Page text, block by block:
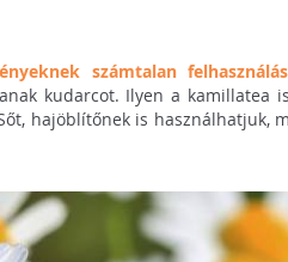
számtalan
kudarcot. Ilyen a kamillatea
hajöblítőnek is használhatjuk,